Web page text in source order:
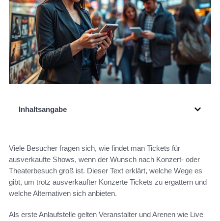
Inhaltsangabe
Viele Besucher fragen sich, wie findet man Tickets für
ausverkaufte Shows, wenn der Wunsch nach Konzert- oder
Theaterbesuch groß ist. Dieser Text erklärt, welche Wege es
gibt, um trotz ausverkaufter Konzerte Tickets zu ergattern und
welche Alternativen sich anbieten.
Als erste Anlaufstelle gelten Veranstalter und Arenen wie Live